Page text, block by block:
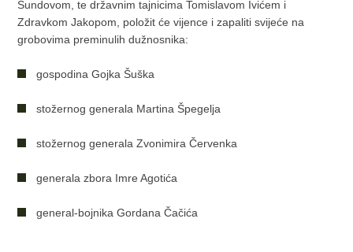
Šundovom, te državnim tajnicima Tomislavom Ivićem i
Zdravkom Jakopom, položit će vijence i zapaliti svijeće na
grobovima preminulih dužnosnika:
gospodina Gojka Šuška
stožernog generala Martina Špegelja
stožernog generala Zvonimira Červenka
generala zbora Imre Agotića
general-bojnika Gordana Čačića